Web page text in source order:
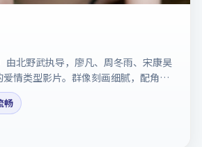
由北野武执导，廖凡、周冬雨、宋康昊
情类型影片。群像刻画细腻，配角同
创信息可供检索参考，上映日期以片
畅